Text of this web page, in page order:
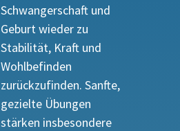
Schwangerschaft und
Geburt wieder zu
Stabilität, Kraft und
Wohlbefinden
zurückzufinden. Sanfte,
gezielte Übungen
stärken insbesondere